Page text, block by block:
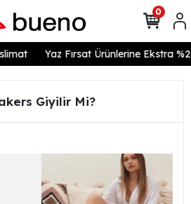
Yaz Fırsat Ürünlerine Ekstra
0
Giyilir Mi?